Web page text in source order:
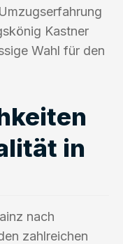
Kastner
Wahl für den
in
nach
zahlreichen